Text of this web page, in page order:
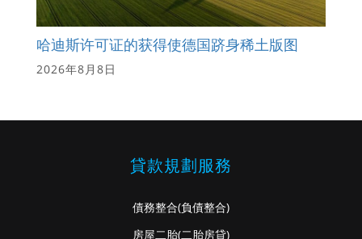
哈迪斯许可证的获得使德国跻身稀土版图
2026年8月8日
貸款規劃服務
債務整合(負債整合)
房屋二胎(二胎房貸)